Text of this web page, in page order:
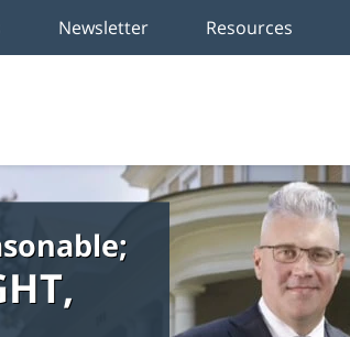
Newsletter Resources